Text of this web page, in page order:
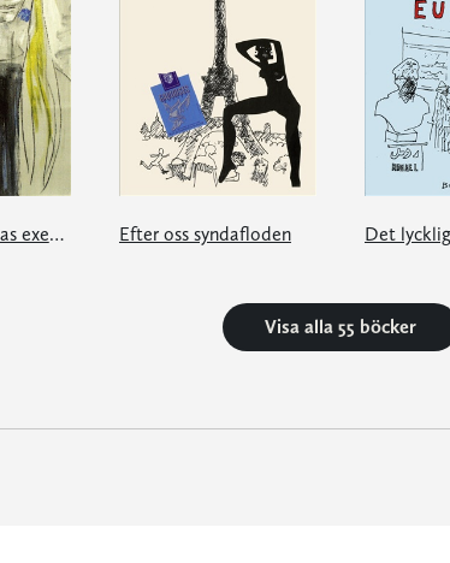
Följ alltid Cecilias exempel Efter oss syndafloden Det
Visa alla 55 böcker